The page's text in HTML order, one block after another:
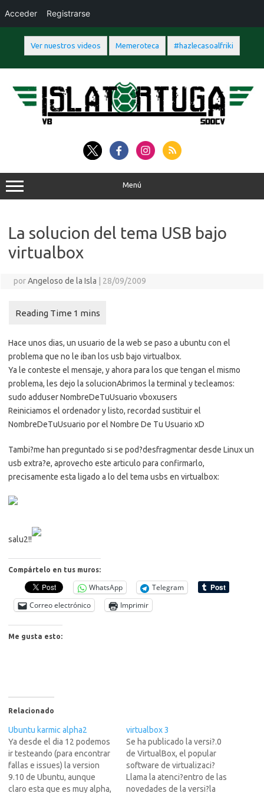
Ver nuestros videos Memeroteca #hazlecasoalfriki
contenido
Menú
La solucion del tema USB bajo
virtualbox
porAngeloso de la Isla 28/09/2009
Hace unos dias, un usuario de la web se paso a ubuntu con el
problema que no le iban los usb bajo virtualbox.
Ya le conteste el mensaje, y ahora para los que tengan el mismo
problema, les dejo la solucionAbrimos la terminal y tecleamos:
sudo adduser NombreDeTuUsuario vboxusers
Reiniciamos el ordenador y listo, recordad sustituir el
NombreDeTuUsuario por el Nombre De Tu Usuario xD
Tambi?me han preguntado si se pod?desfragmentar desde Linux un
usb extra?e, aprovecho este articulo para confirmarlo,
precisamente esta ligado a lo del tema usbs en virtualbox:
salu2!!
Compártelo en tus muros:
WhatsApp
Telegram
Correo electrónico
Imprimir
Me gusta esto:
Relacionado
Ubuntu karmic alpha2
Ya desde el dia 12 podemos
ir testeando (para encontrar
fallas e issues) la version
9.10 de Ubuntu, aunque
claro esta que es muy alpha,
virtualbox 3
Se ha publicado la versi?.0
de VirtualBox, el popular
software de virtualizaci?
Llama la atenci?entro de las
novedades de la versi?la
Acceder Registrarse